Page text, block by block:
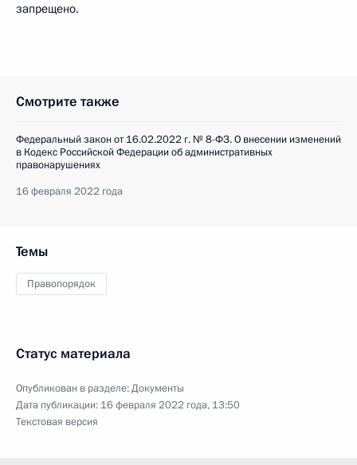
запрещено.
Смотрите также
Федеральный закон от 16.02.2022 г. № 8-ФЗ. О внесении изменений
в Кодекс Российской Федерации об административных
правонарушениях
16 февраля 2022 года
Темы
Правопорядок
Статус материала
Опубликован в разделе:Документы
Дата публикации: 16 февраля 2022 года, 13:50
Текстовая версия